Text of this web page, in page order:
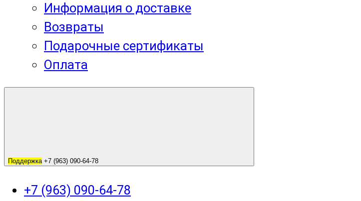
Информация о доставке
Возвраты
Подарочные сертификаты
Оплата
Поддержка +7 (963) 090-64-78
+7 (963) 090-64-78